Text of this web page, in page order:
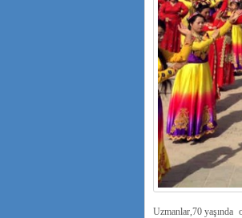
Uzmanlar,70 yaşında